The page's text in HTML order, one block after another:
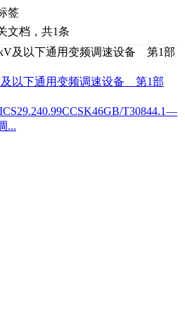
签
文档，共1条
及以下通用变频调速设备 第1部
T30844.1—
...